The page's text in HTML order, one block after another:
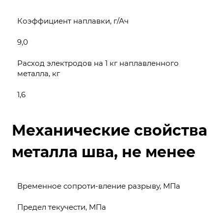
Коэффициент наплавки, г/Ач
9,0
Расход электродов на 1 кг наплавленного
металла, кг
1,6
Механические свойства
металла шва, не менее
Временное сопроти-вление разрыву, МПа
Предел текучести, МПа